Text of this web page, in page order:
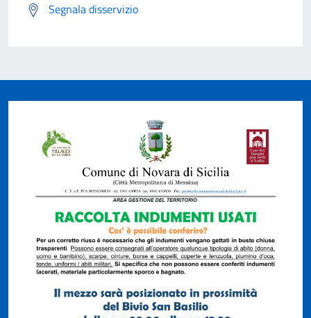
Segnala disservizio